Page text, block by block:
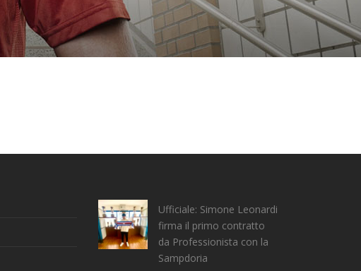
Ufficiale: Simone Leonardi
firma il primo contratto
da Professionista con la
Sampdoria